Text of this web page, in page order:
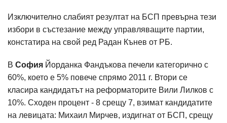
Изключително слабият резултат на БСП превърна тези
избори в състезание между управляващите партии,
констатира на свой ред Радан Кънев от РБ.
В София Йорданка Фандъкова печели категорично с
60%, което е 5% повече спрямо 2011 г. Втори се
класира кандидатът на реформаторите Вили Лилков с
10%. Сходен процент - 8 срещу 7, взимат кандидатите
на левицата: Михаил Мирчев, издигнат от БСП, срещу